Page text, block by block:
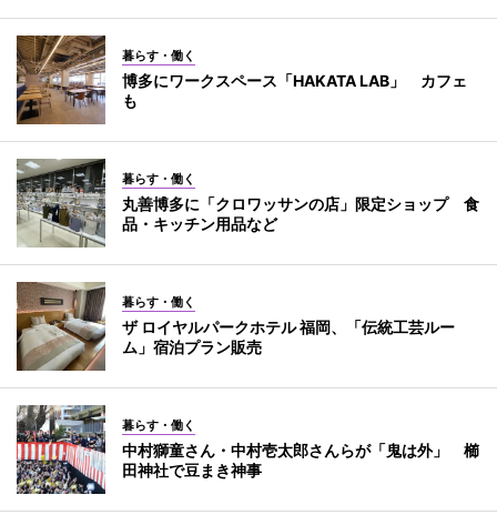
暮らす・働く
博多にワークスペース「HAKATA LAB」 カフェ
も
暮らす・働く
丸善博多に「クロワッサンの店」限定ショップ 食
品・キッチン用品など
暮らす・働く
ザ ロイヤルパークホテル 福岡、「伝統工芸ルー
ム」宿泊プラン販売
暮らす・働く
中村獅童さん・中村壱太郎さんらが「鬼は外」 櫛
田神社で豆まき神事